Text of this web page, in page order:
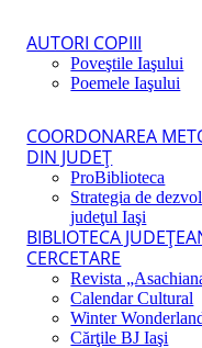
AUTORI COPIII
Poveştile Iaşului
Poemele Iaşului
COORDONAREA
DIN JUDEŢ
ProBiblioteca
Strategia de
judeţul Iaşi
BIBLIOTECA
CERCETARE
Revista
Calendar Cultural
Winter
Cărţile BJ Iaşi